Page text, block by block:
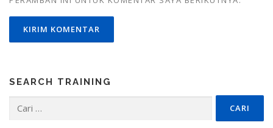
SEARCH TRAINING
untuk: